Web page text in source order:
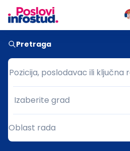
Pretraga
Pozicija, poslodavac ili ključna
Pozicija, poslodavac ili ključna
Grad
Izaberite grad
Oblast rada